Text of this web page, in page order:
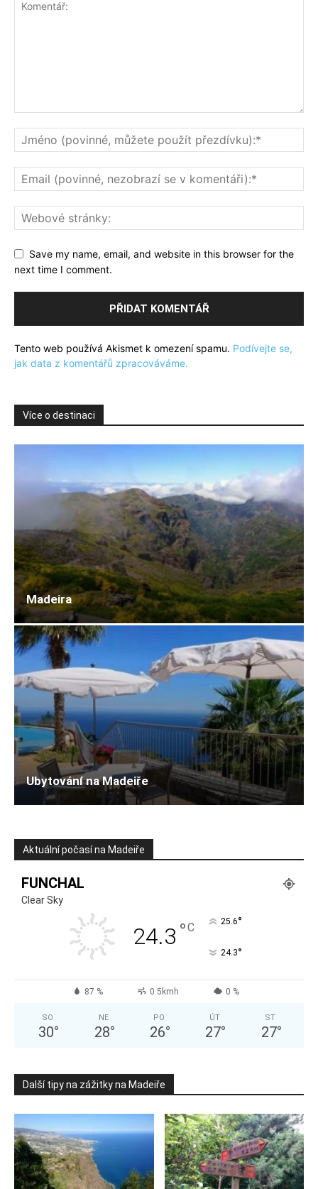
Save my name, email, and website in this browser for the
next time I comment.
Tento web používá Akismet k omezení spamu. Podívejte se,
jak data z komentářů zpracováváme.
Více o destinaci
Madeira
Ubytování na Madeiře
Aktuální počasí na Madeiře
FUNCHAL
Clear Sky
24.3 °C 25.6°
24.3°
87 % 0.5kmh 0 %
SO
30°
NE
28°
PO
26°
ÚT
27°
ST
27°
Další tipy na zážitky na Madeiře